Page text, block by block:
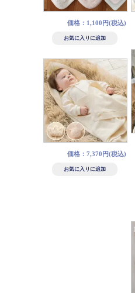
価格：1,100円(税込)
価格：7,370円(税込)